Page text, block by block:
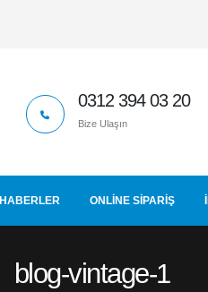
0312 394 03 20
Bize Ulaşın
HABERLER ONLINE SIPARIŞ
blog-vintage-1